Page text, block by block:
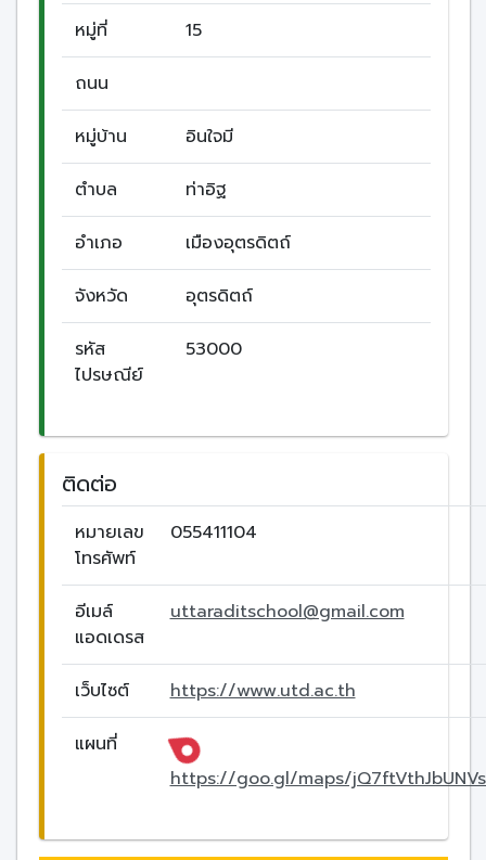
หมู่ที่ 15
ถนน
หมู่บ้าน อินใจมี
ตำบล ท่าอิฐ
อำเภอ เมืองอุตรดิตถ์
จังหวัด อุตรดิตถ์
รหัส
ไปรษณีย์
53000
ติดต่อ
หมายเลข
โทรศัพท์
055411104
อีเมล์
แอดเดรส
uttaraditschool@gmail.com
เว็บไซต์ https://www.utd.ac.th
แผนที่
https://goo.gl/maps/